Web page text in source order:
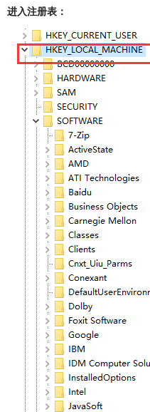
进入注册表：